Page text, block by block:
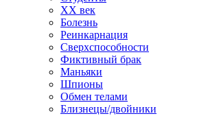
ХХ век
Болезнь
Реинкарнация
Сверхспособности
Фиктивный брак
Маньяки
Шпионы
Обмен телами
Близнецы/двойники